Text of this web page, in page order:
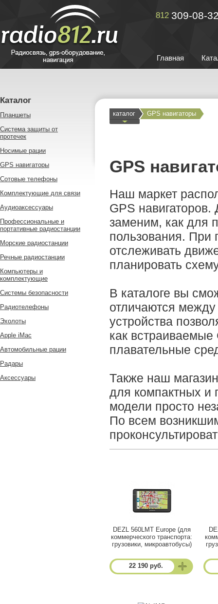
812 309-08-
Главная
Каталог
Планшеты
Система защиты от
протечек
Носимые рации
GPS навигаторы
Сотовые телефоны
Комплектующие для связи
Аудиоаксессуары
Профессиональные и
портативные радиостанции
Морские радиостанции
Речные радиостанции
Компьютеры и
комплектующие
Системы безопасности
Радиотелефоны
Эхолоты
Apple iMac
Автомобильные рации
Радары
Аксессуары
каталог GPS навигаторы
GPS
Наш маркет
GPS
заменим, как для
пользования. При
отслеживать
планировать
В каталоге вы
отличаются
устройства
как встраиваемые
плавательные
Также наш
для компактных и
модели просто
По всем
DEZL 560LMT Europe (для
коммерческого транспорта:
грузовики, микроавтобусы)
22 190 руб.